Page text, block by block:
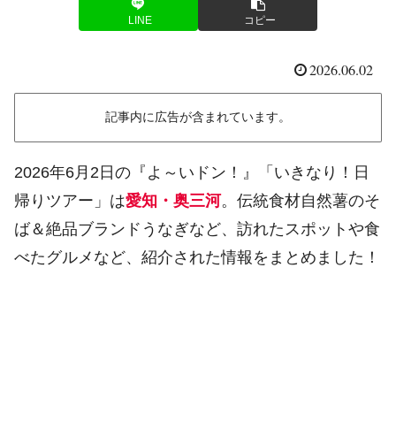
LINE コピー
2026.06.02
記事内に広告が含まれています。
2026年6月2日の『よ～いドン！』「いきなり！日
帰りツアー」は愛知・奥三河。伝統食材自然薯のそ
ば＆絶品ブランドうなぎなど、訪れたスポットや食
べたグルメなど、紹介された情報をまとめました！